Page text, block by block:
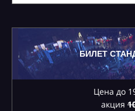
БИЛЕТ
Цена до
акция